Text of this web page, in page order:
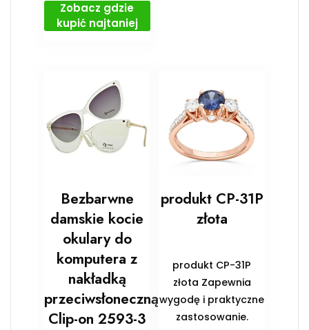
Zobacz gdzie
kupić najtaniej
Bezbarwne
damskie kocie
okulary do
komputera z
nakładką
przeciwsłoneczną
Clip-on 2593-3
produkt CP-31P
złota
produkt CP-31P
złota Zapewnia
wygodę i praktyczne
zastosowanie.